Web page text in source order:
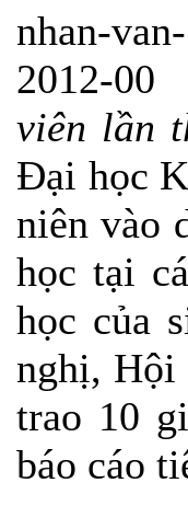
viên lần
Đại học
niên vào
học tại
học của
nghị, Hội
trao 10
báo cáo